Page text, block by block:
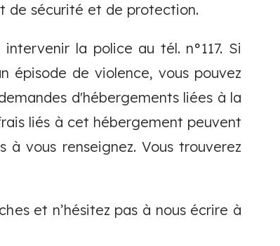
de sécurité et de protection.
la police au tél. n°117. Si
épisode de violence, vous pouvez
d'hébergements liées à la
liés à cet hébergement peuvent
vous renseignez. Vous trouverez
et n’hésitez pas à nous écrire à